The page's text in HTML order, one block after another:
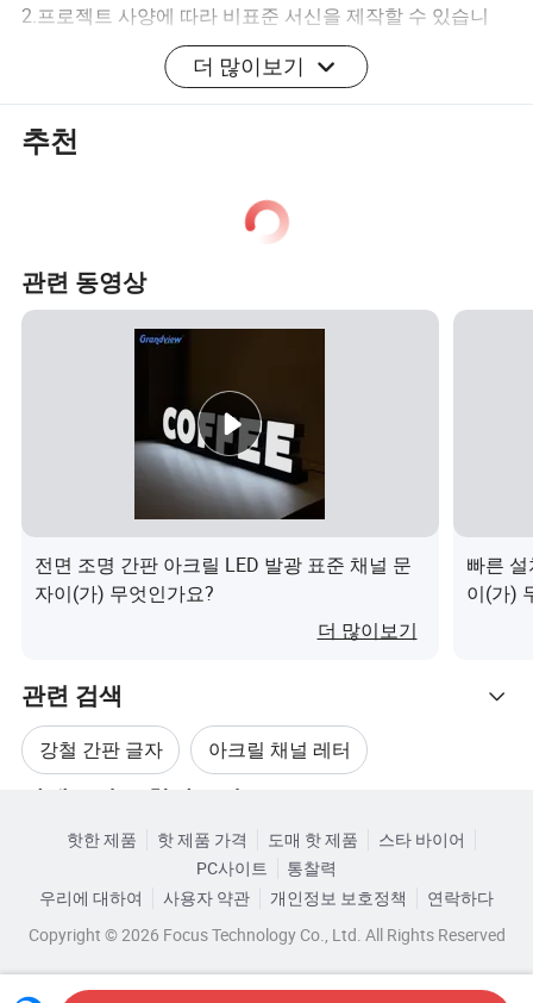
2.프로젝트 사양에 따라 비표준 서신을 제작할 수 있습니
재질
내부: 방수 LED 모듈
사용자 지정
사용자 지정
DC 12V, AC100-240V
LED 방출
프론트 조명/프론트 조명 및 백라이트/
에지 조명
흰색, 빨간색, 녹색, 파란색, 노란색, 파란
LED 스팬 라이
프
5000시간 이상
작업 중인 테
40ºC~50ºC 사이
설치 방법
스탠드오프 마운팅/매립형 마운팅/레이
더 많이보기
추천
관련 동영상
전면 조명 간판 아크릴 LED 발광 표준 채널 문
자이(가) 무엇인가요?
더 많이보기
빠른
이(가)
관련 검색
강철 간판 글자 아크릴 채널 레터
금속 채널 문자 간판 아크릴 LED 채널 문자 간판
핫한 제품 핫 제품 가격 도매 핫 제품
스타 바이어
PC사이트
통찰력
우리에 대하여
사용자 약관 개인정보 보호정책
연락하다
Copyright © 2026 Focus Technology Co., Ltd. All Rights Reserved